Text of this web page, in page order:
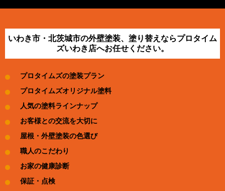
いわき市・北茨城市の外壁塗装、塗り替えならプロタイム
ズいわき店へお任せください。
プロタイムズの塗装プラン
プロタイムズオリジナル塗料
人気の塗料ラインナップ
お客様との交流を大切に
屋根・外壁塗装の色選び
職人のこだわり
お家の健康診断
保証・点検